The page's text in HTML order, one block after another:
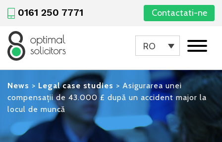
0161 250 7771 Contactati-ne
RO
News > Legal case studies > Asigurarea unei
compensații de 43.000 £ după un accident major la
locul de muncă